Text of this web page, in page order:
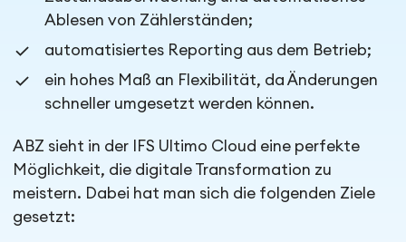
Ablesen von Zählerständen;
automatisiertes Reporting aus dem Betrieb;
ein hohes Maß an Flexibilität, da Änderungen
schneller umgesetzt werden können.
ABZ sieht in der IFS Ultimo Cloud eine perfekte
Möglichkeit, die digitale Transformation zu
meistern. Dabei hat man sich die folgenden Ziele
gesetzt: